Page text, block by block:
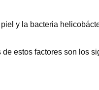
y la bacteria
estos factores son los